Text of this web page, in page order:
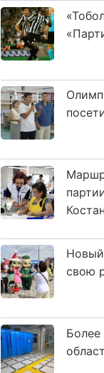
Новый
свою
Более